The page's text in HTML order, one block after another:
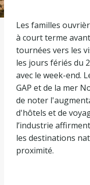
Les familles
à court terme
tournées vers les
les jours fériés du
avec le week-end.
GAP et de la mer
de noter
d'hôtels et de
l’industrie
les destinations
proximité.